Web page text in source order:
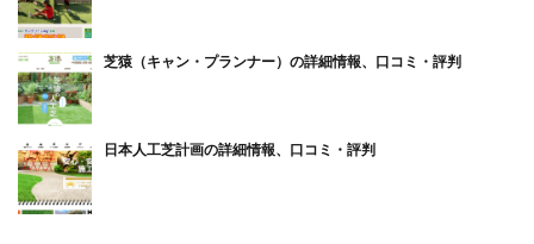
芝猿（キャン・プランナー）の詳細情報、口コミ・評判
日本人工芝計画の詳細情報、口コミ・評判